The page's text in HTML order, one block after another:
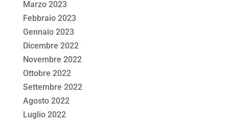
Marzo 2023
Febbraio 2023
Gennaio 2023
Dicembre 2022
Novembre 2022
Ottobre 2022
Settembre 2022
Agosto 2022
Luglio 2022